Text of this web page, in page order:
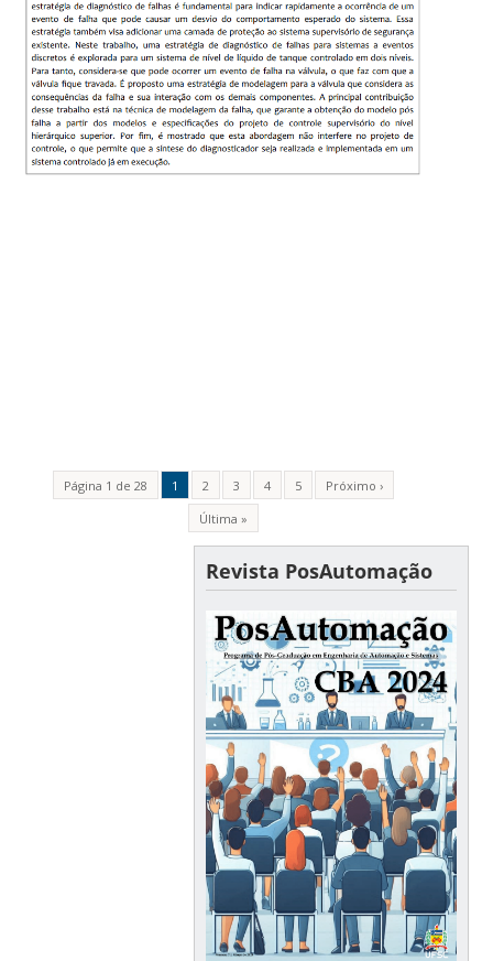
Página 1 de 28 1 2 3 4 5
Próximo ›
Última »
Revista PosAutomação